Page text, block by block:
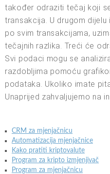
također odraziti tečaj koji
transakcija. U drugom
po svim transakcijama,
tečajnih razlika. Treći će
Svi podaci mogu se
razdobljima pomoću
podataka. Ukoliko imate
Unaprijed zahvaljujemo na
CRM za mjenjačnicu
Automatizacija mjenjačnice
Kako pratiti kriptovalute
Program za kripto izmjenjivač
Program za mjenjačnicu